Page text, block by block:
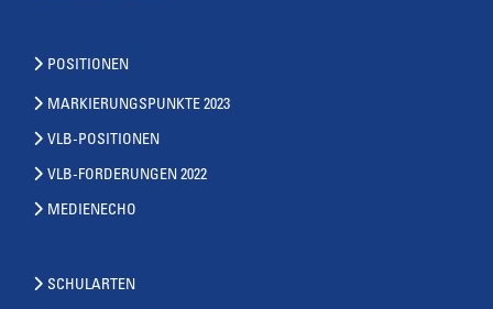
POSITIONEN
MARKIERUNGSPUNKTE 2023
VLB-POSITIONEN
VLB-FORDERUNGEN 2022
MEDIENECHO
SCHULARTEN